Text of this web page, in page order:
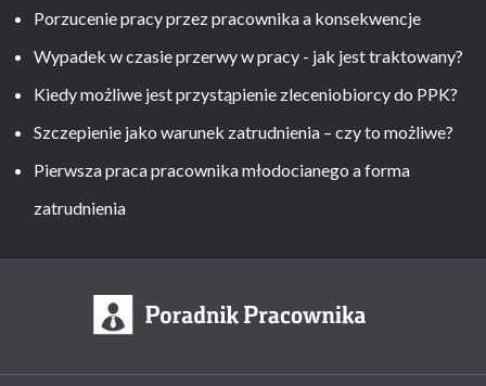
Porzucenie pracy przez pracownika a konsekwencje
Wypadek w czasie przerwy w pracy - jak jest traktowany?
Kiedy możliwe jest przystąpienie zleceniobiorcy do PPK?
Szczepienie jako warunek zatrudnienia – czy to możliwe?
Pierwsza praca pracownika młodocianego a forma
zatrudnienia